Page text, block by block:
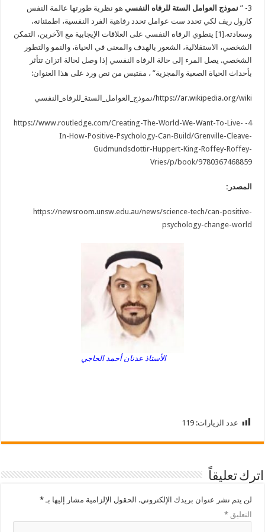
3- ” نموذج العوامل الستة للرفاه النفسي هو نظرية طورتها عالمة النفس
كارول ريف لكي تحدد ست عوامل تحددرفاهية الفرد النفسية، اطمئنانه،
وسعادته.[1]
ينطوي الرفاه النفسي على العلاقات الإيجابية مع الآخرين، التمكن
الشخصي، الاستقلالية، الشعور بالهدف والمعنى في الحياة، والنمو والتطور
الشخصي. يصل المرء إلى حالة الرفاه النفسي إذا وصل لحالة اتزان تتأثر
بأحداث الحياة الصعبة والمجزية” ، مقتبس من نص ورد على هذا العنوان:
https://ar.wikipedia.org/wiki/نموذج_العوامل_الستة_للرفاه_النفسي
4-
https://www.routledge.com/Creating-The-World-We-Want-To-Live-
In-How-Positive-Psychology-Can-Build/Grenville-Cleave-
Gudmundsdottir-Huppert-King-Roffey-Roffey-
Vries/p/book/9780367468859
المصدر:
https://newsroom.unsw.edu.au/news/science-tech/can-positive-
psychology-change-world
الأستاذ عدنان أحمد الحاجي
عدد الزيارات: 119
اترك تعليقاً
لن يتم نشر عنوان بريدك الإلكتروني. الحقول الإلزامية مشار إليها بـ*
التعليق*